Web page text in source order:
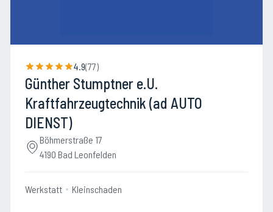
4.9(77)
Günther Stumptner e.U.
Kraftfahrzeugtechnik (ad AUTO
DIENST)
Böhmerstraße 17
4190 Bad Leonfelden
Werkstatt Kleinschaden